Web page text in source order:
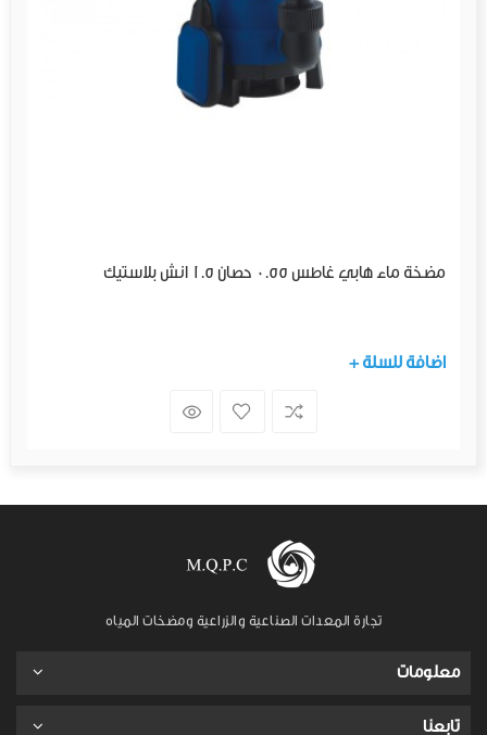
مضخة ماء هابي غاطس 0.55 حصان 1.5 انش بلاستيك
+ اضافة للسلة
تجارة المعدات الصناعية والزراعية ومضخات المياه
معلومات
تابعنا